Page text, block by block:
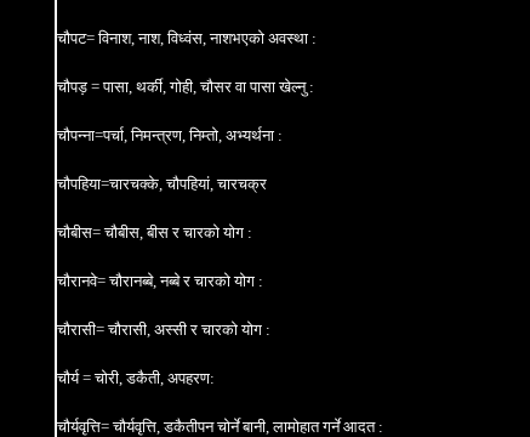
चौपट= विनाश, नाश, विध्वंस, नाशभएको अवस्था :
चौपड़ = पासा, थर्की, गोही, चौसर वा पासा खेल्नु :
चौपन्ना=पर्चा, निमन्त्रण, निम्तो, अभ्यर्थना :
चौपहिया=चारचक्के, चौपहियां, चारचक्र
चौबीस= चौबीस, बीस र चारको योग :
चौरानवे= चौरानब्बे, नब्बे र चारको योग :
चौरासी= चौरासी, अस्सी र चारको योग :
चौर्य = चोरी, डकैती, अपहरण:
चौर्यवृत्ति= चौर्यवृत्ति, डकैतीपन चोर्ने बानी, लामोहात गर्ने आदत :